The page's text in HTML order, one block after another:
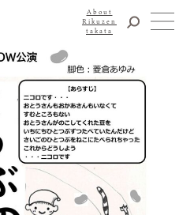
About
Rikuzen
takata